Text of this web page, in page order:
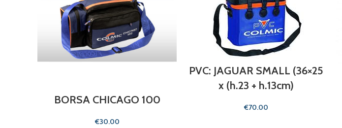
BORSA CHICAGO 100
€
PVC: JAGUAR SMALL (36×25
x (h.23 + h.13cm)
€